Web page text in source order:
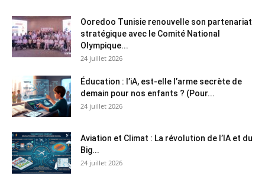
Ooredoo Tunisie renouvelle son partenariat
stratégique avec le Comité National
Olympique...
24 juillet 2026
Éducation : l’iA, est-elle l’arme secrète de
demain pour nos enfants ? (Pour...
24 juillet 2026
Aviation et Climat : La révolution de l’IA et du
Big...
24 juillet 2026